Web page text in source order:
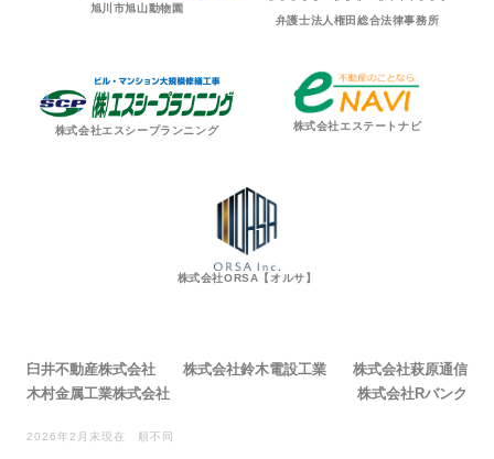
旭川市旭山動物園
弁護士法人権田総合法律事務所
株式会社ORSA【オルサ】
株式会社エスシープランニング 株式会社エステートナビ
臼井不動産株式会社 株式会社鈴木電設工業
株式会社萩原通信
木村金属工業株式会社
株式会社Rバンク
2026年2月末現在 順不同